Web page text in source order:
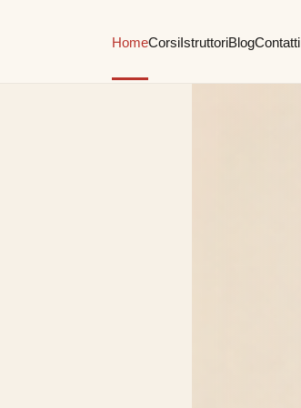
HomeCorsiIstruttoriBlogContatti